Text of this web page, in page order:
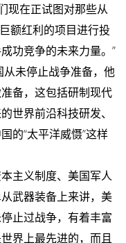
现在正试图对那些从
额红利的项目进行投
功竞争的未来力量。”
未停止战争准备，他
备，这包括研制现代
世界前沿科技研发、
的“太平洋威慑”这样
主义制度、美国军人
武器装备上来讲，美
止过战争，有着丰富
界上最先进的，而且